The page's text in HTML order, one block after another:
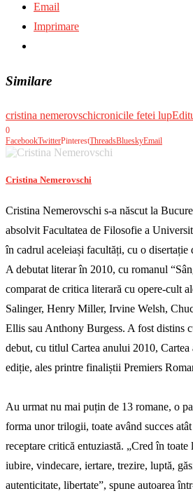
Email
Imprimare
Similare
cristina nemerovschicronicile fetei lup
0
FacebookTwitterPinterestThreadsBlueskyEmail
Cristina Nemerovschi
Cristina Nemerovschi s-a născut la
absolvit Facultatea de Filosofie a
în cadrul aceleiași facultăți, cu o
A debutat literar în 2010, cu romanul
comparat de critica literară cu opere-cult
Salinger, Henry Miller, Irvine Welsh,
Ellis sau Anthony Burgess. A fost distins
debut, cu titlul Cartea anului 2010,
ediție, ales printre finaliștii Premiers
Au urmat nu mai puțin de 13 romane, o
forma unor trilogii, toate având succes
receptare critică entuziastă. „Cred în
iubire, vindecare, iertare, trezire, luptă,
autenticitate, libertate”, spune autoarea